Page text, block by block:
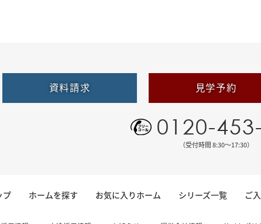
資料請求 見学予約
0120-
（受付時間 8:30〜17:30）
プ ホームを探す お気に入りホーム シリーズ一覧 ご